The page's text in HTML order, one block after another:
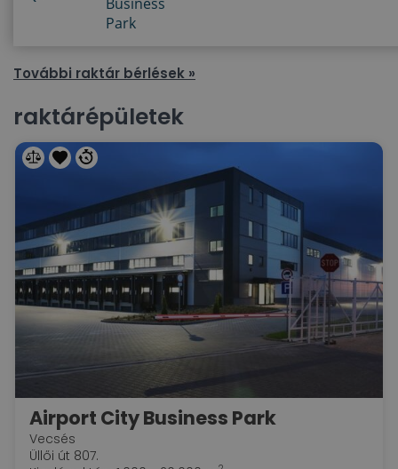
Business
Park
További raktár bérlések »
raktárépületek
Airport City Business Park
Vecsés
Üllői út 807.